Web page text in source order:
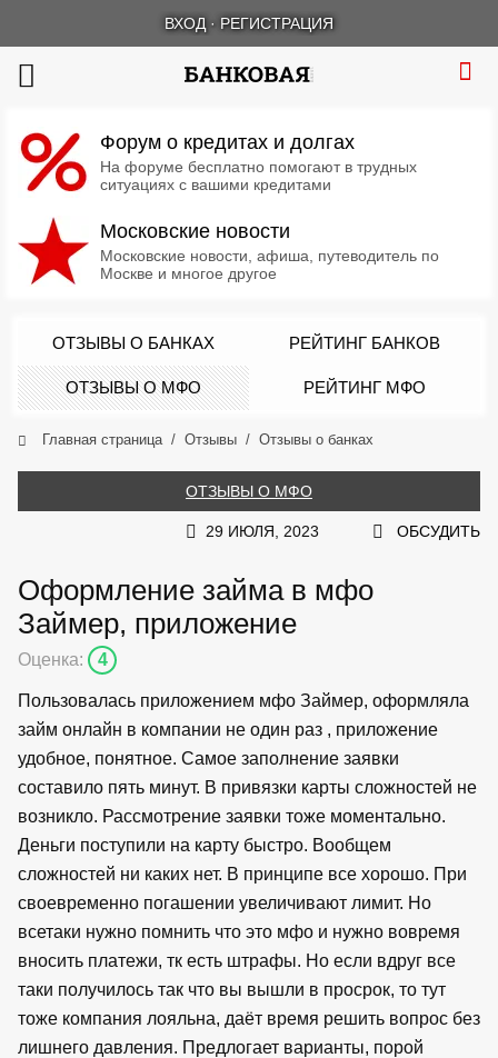
ВХОД · РЕГИСТРАЦИЯ
Форум о кредитах и долгах
На форуме бесплатно помогают в трудных
ситуациях с вашими кредитами
Московские новости
Московские новости, афиша, путеводитель по
Москве и многое другое
ОТЗЫВЫ О БАНКАХ РЕЙТИНГ БАНКОВ
ОТЗЫВЫ О МФО РЕЙТИНГ МФО
Главная страница Отзывы Отзывы о банках
ОТЗЫВЫ О МФО
29 ИЮЛЯ, 2023 ОБСУДИТЬ
Оформление займа в мфо
Займер, приложение
Оценка: 4
Пользовалась приложением мфо Займер, оформляла
займ онлайн в компании не один раз , приложение
удобное, понятное. Самое заполнение заявки
составило пять минут. В привязки карты сложностей не
возникло. Рассмотрение заявки тоже моментально.
Деньги поступили на карту быстро. Вообщем
сложностей ни каких нет. В принципе все хорошо. При
своевременно погашении увеличивают лимит. Но
всетаки нужно помнить что это мфо и нужно вовремя
вносить платежи, тк есть штрафы. Но если вдруг все
таки получилось так что вы вышли в просрок, то тут
тоже компания лояльна, даёт время решить вопрос без
лишнего давления. Предлогает варианты, порой